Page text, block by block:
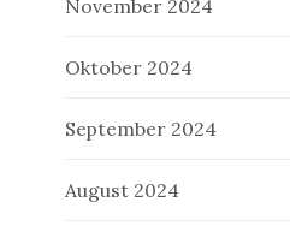
November 2024
Oktober 2024
September 2024
August 2024